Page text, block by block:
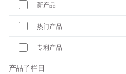
新产品
热门产品
专利产品
产品子栏目